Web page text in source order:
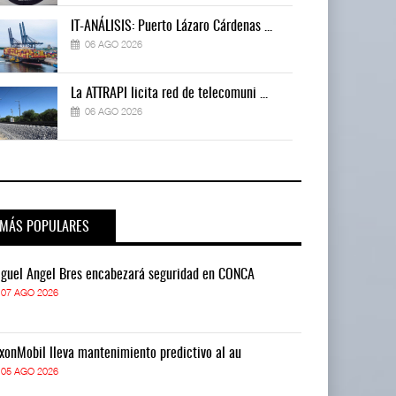
IT-ANÁLISIS: Puerto Lázaro Cárdenas ...
06 AGO 2026
La ATTRAPI licita red de telecomuni ...
06 AGO 2026
MÁS POPULARES
Ángel Bres encabezará seguridad en CONCA
07 AGO 2026
lleva mantenimiento predictivo al au
05 AGO 2026